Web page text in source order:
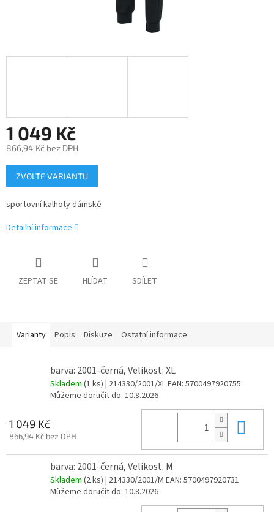
1 049 Kč
866,94 Kč bez DPH
Měrná
cena:
ZVOLTE VARIANTU
sportovní kalhoty dámské
Detailní informace
ZEPTAT SE HLÍDAT SDÍLET
Varianty Popis Diskuze Ostatní informace
barva: 2001-černá, Velikost: XL
Skladem (1 ks) | 214330/2001/XLEAN: 5700497920755
Můžeme doručit do: 10.8.2026
1 049 Kč
866,94 Kč bez DPH
barva: 2001-černá, Velikost: M
Skladem (2 ks) | 214330/2001/M EAN: 5700497920731
Můžeme doručit do: 10.8.2026